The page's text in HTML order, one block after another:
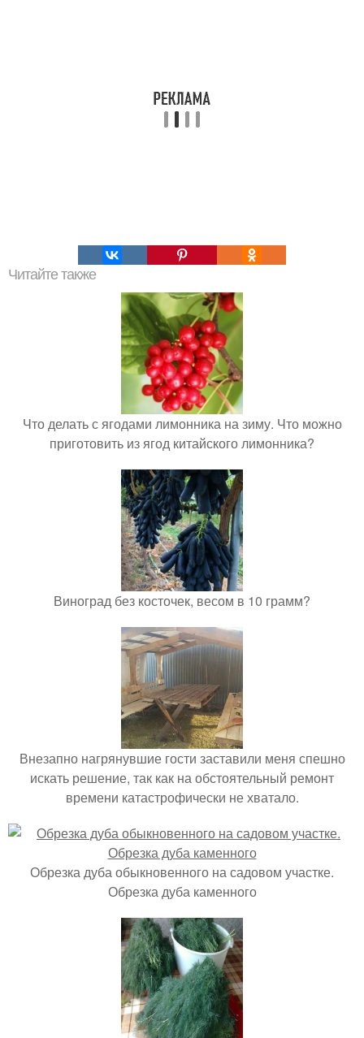
Читайте также
Что делать с ягодами лимонника на зиму. Что можно
приготовить из ягод китайского лимонника?
Виноград без косточек, весом в 10 грамм?
Внезапно нагрянувшие гости заставили меня спешно
искать решение, так как на обстоятельный ремонт
времени катастрофически не хватало.
Обрезка дуба обыкновенного на садовом участке.
Обрезка дуба каменного